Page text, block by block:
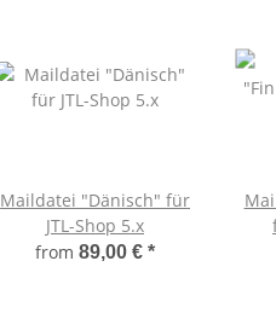
Maildatei "Dänisch" für
JTL-Shop 5.x
from 89,00 € *